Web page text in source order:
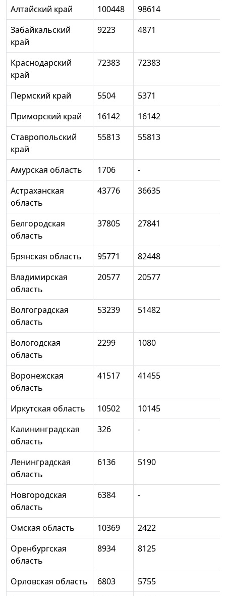
Алтайский край 100448
98614
Забайкальский
край
9223 4871
Краснодарский
край
72383 72383
Пермский край 5504
5371
Приморский край
16142
16142
Ставропольский
край
55813 55813
Амурская область 1706
-
Астраханская
область
43776 36635
Белгородская
область
37805 27841
Брянская область 95771
82448
Владимирская
область
20577 20577
Волгоградская
область
53239 51482
Вологодская
область
2299 1080
Воронежская
область
41517 41455
Иркутская область 10502
10145
Калининградская
область
326 -
Ленинградская
область
6136 5190
Новгородская
область
6384 -
Омская область 10369
2422
Оренбургская
область
8934 8125
Орловская область 6803
5755